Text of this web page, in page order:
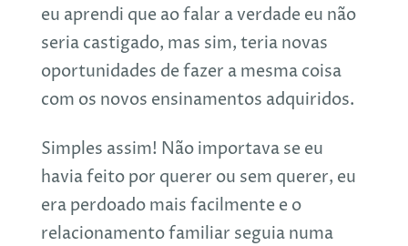
eu aprendi que ao falar a verdade eu não
seria castigado, mas sim, teria novas
oportunidades de fazer a mesma coisa
com os novos ensinamentos adquiridos.
Simples assim! Não importava se eu
havia feito por querer ou sem querer, eu
era perdoado mais facilmente e o
relacionamento familiar seguia numa